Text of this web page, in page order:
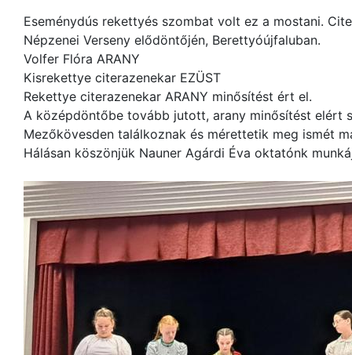
Eseménydús rekettyés szombat volt ez a mostani.
Népzenei Verseny elődöntőjén, Berettyóújfaluban.
Volfer Flóra ARANY
Kisrekettye citerazenekar EZÜST
Rekettye citerazenekar ARANY minősítést ért el.
A középdöntőbe tovább jutott, arany minősítést elért
Mezőkövesden találkoznak és mérettetik meg ismét
Hálásan köszönjük Nauner Agárdi Éva oktatónk